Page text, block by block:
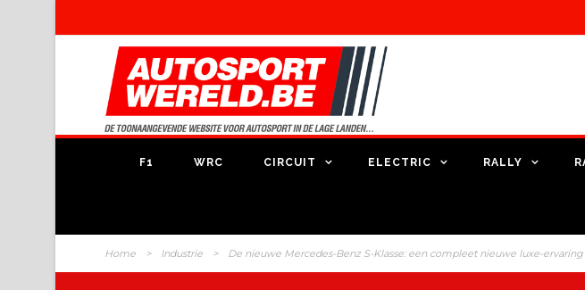
F1 WRC CIRCUIT ELECTRIC RALLY
Home > Industrie > De nieuwe Mercedes-Benz S-Klasse: een compleet nieuwe luxe-ervaring